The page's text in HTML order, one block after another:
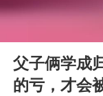
Play
父子俩学成
的亏，才会